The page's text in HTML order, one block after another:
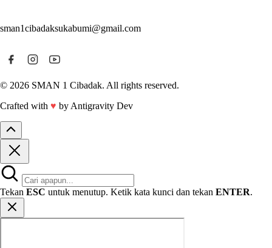
sman1cibadaksukabumi@gmail.com
© 2026 SMAN 1 Cibadak. All rights reserved.
Crafted with ♥ by Antigravity Dev
Tekan ESC untuk menutup. Ketik kata kunci dan tekan ENTER.